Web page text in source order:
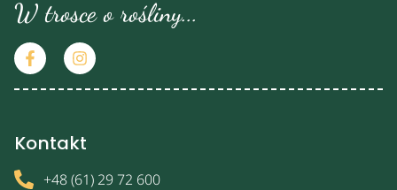
W trosce o rośliny...
Kontakt
+48 (61) 29 72 600